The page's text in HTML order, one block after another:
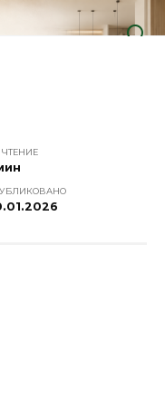
ЧТЕНИЕ